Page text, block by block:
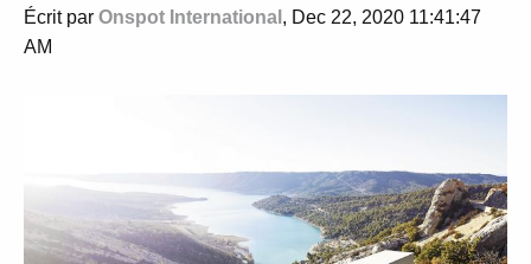
Écrit par Onspot International , Dec 22, 2020 11:41:47
AM